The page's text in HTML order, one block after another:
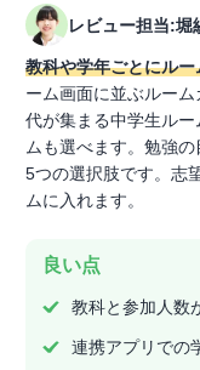
レビュー担当:堀
教科や学年ごとにル
ーム画面に並ぶルー
代が集まる中学生ル
ムも選べます。勉強
5つの選択肢です。志
ムに入れます。
良い点
教科と参加人数
連携アプリでの